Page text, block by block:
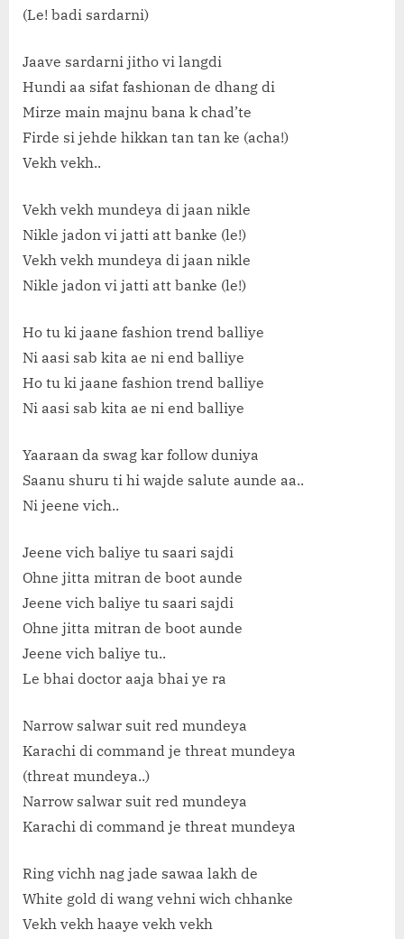
(Le! badi sardarni)
Jaave sardarni jitho vi langdi
Hundi aa sifat fashionan de dhang di
Mirze main majnu bana k chad’te
Firde si jehde hikkan tan tan ke (acha!)
Vekh vekh..
Vekh vekh mundeya di jaan nikle
Nikle jadon vi jatti att banke (le!)
Vekh vekh mundeya di jaan nikle
Nikle jadon vi jatti att banke (le!)
Ho tu ki jaane fashion trend balliye
Ni aasi sab kita ae ni end balliye
Ho tu ki jaane fashion trend balliye
Ni aasi sab kita ae ni end balliye
Yaaraan da swag kar follow duniya
Saanu shuru ti hi wajde salute aunde aa..
Ni jeene vich..
Jeene vich baliye tu saari sajdi
Ohne jitta mitran de boot aunde
Jeene vich baliye tu saari sajdi
Ohne jitta mitran de boot aunde
Jeene vich baliye tu..
Le bhai doctor aaja bhai ye ra
Narrow salwar suit red mundeya
Karachi di command je threat mundeya
(threat mundeya..)
Narrow salwar suit red mundeya
Karachi di command je threat mundeya
Ring vichh nag jade sawaa lakh de
White gold di wang vehni wich chhanke
Vekh vekh haaye vekh vekh